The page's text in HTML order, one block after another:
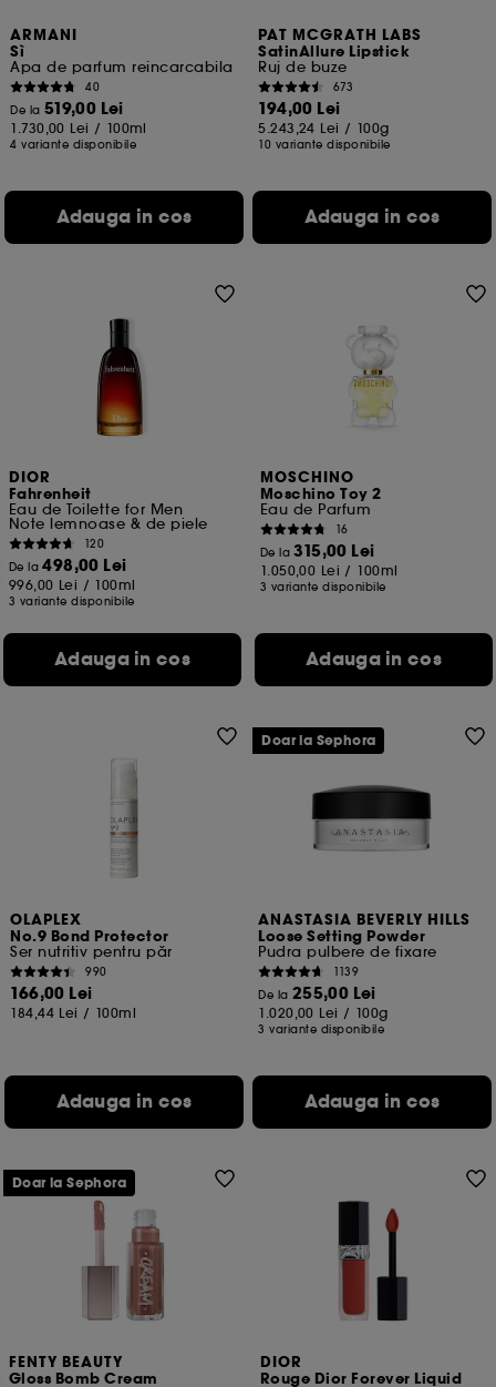
ARMANI
Sì
Apa de parfum reincarcabila
40
De la 519,00 Lei
1.730,00 Lei / 100ml
4 variante disponibile
Adauga in cos
PAT MCGRATH LABS
SatinAllure Lipstick
Ruj de buze
673
194,00 Lei
5.243,24 Lei / 100g
10 variante disponibile
Adauga in cos
DIOR
Fahrenheit
Eau de Toilette for Men
Note lemnoase & de piele
120
De la498,00 Lei
996,00 Lei / 100ml
3 variante disponibile
Adauga in cos
MOSCHINO
Moschino Toy 2
Eau de Parfum
16
De la315,00 Lei
1.050,00 Lei / 100ml
3 variante disponibile
Adauga in cos
OLAPLEX
No.9 Bond Protector
Ser nutritiv pentru păr
990
166,00 Lei
184,44 Lei / 100ml
Adauga in cos
ANASTASIA BEVERLY HILLS
Loose Setting Powder
Pudra pulbere de fixare
1139
De la 255,00 Lei
1.020,00 Lei / 100g
3 variante disponibile
Adauga in cos
Doar la Sephora
FENTY BEAUTY
Gloss Bomb Cream
Doar la Sephora
DIOR
Rouge Dior Forever Liquid